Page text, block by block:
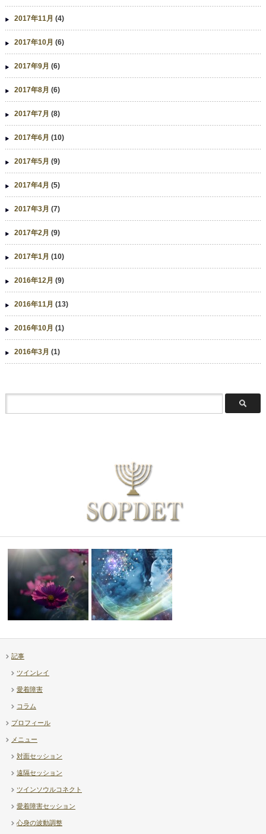
2017年11月 (4)
2017年10月 (6)
2017年9月 (6)
2017年8月 (6)
2017年7月 (8)
2017年6月 (10)
2017年5月 (9)
2017年4月 (5)
2017年3月 (7)
2017年2月 (9)
2017年1月 (10)
2016年12月 (9)
2016年11月 (13)
2016年10月 (1)
2016年3月 (1)
【Diary】高市首相 – …
記事
ツインレイ
愛着障害
コラム
プロフィール
メニュー
対面セッション
遠隔セッション
ツインソウルコネクト
愛着障害セッション
心身の波動調整